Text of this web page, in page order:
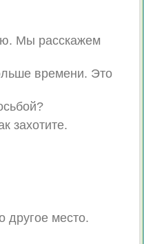
Мы расскажем
времени. Это
захотите.
другое место.